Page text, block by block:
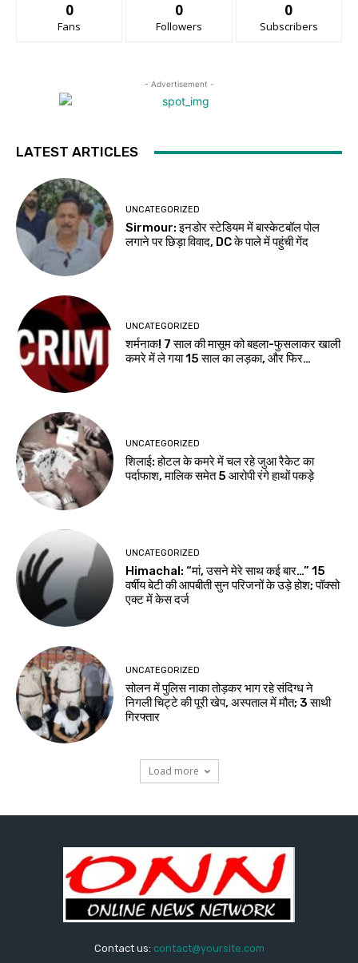
0
Fans
0
Followers
0
Subscribers
- Advertisement -
LATEST ARTICLES
UNCATEGORIZED
Sirmour: इनडोर स्टेडियम में बास्केटबॉल पोल
लगाने पर छिड़ा विवाद, DC के पाले में पहुंची गेंद
UNCATEGORIZED
शर्मनाक! 7 साल की मासूम को बहला-फुसलाकर खाली
कमरे में ले गया 15 साल का लड़का, और फिर…
UNCATEGORIZED
शिलाई: होटल के कमरे में चल रहे जुआ रैकेट का
पर्दाफाश, मालिक समेत 5 आरोपी रंगे हाथों पकड़े
UNCATEGORIZED
Himachal: “मां, उसने मेरे साथ कई बार…” 15
वर्षीय बेटी की आपबीती सुन परिजनों के उड़े होश; पॉक्सो
एक्ट में केस दर्ज
UNCATEGORIZED
सोलन में पुलिस नाका तोड़कर भाग रहे संदिग्ध ने
निगली चिट्टे की पूरी खेप, अस्पताल में मौत; 3 साथी
गिरफ्तार
Load more
Contact us: contact@yoursite.com